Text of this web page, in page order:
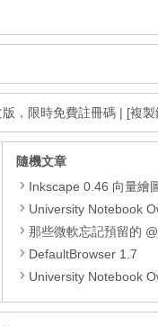
，限時免費註冊碼 | [複製
隨機文章
Inkscape 0.46 向量繪
University Notebook Ownership
那些微軟忘記預留的
DefaultBrowser 1.7
University Notebook Ownership